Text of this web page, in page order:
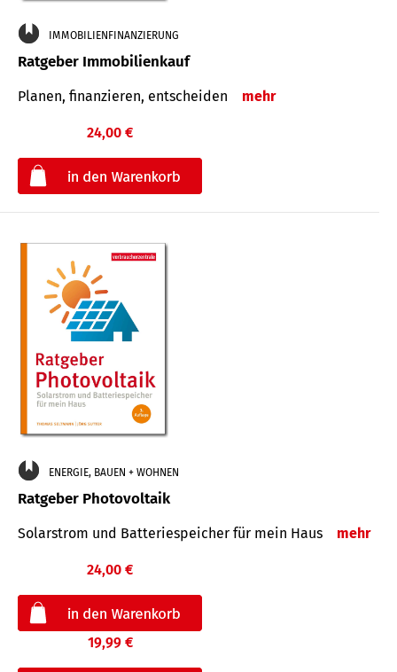
IMMOBILIENFINANZIERUNG
Ratgeber Immobilienkauf
Planen, finanzieren, entscheiden mehr
24,00 €
ENERGIE, BAUEN + WOHNEN
Ratgeber Photovoltaik
Solarstrom und Batteriespeicher für mein Haus mehr
24,00 €
19,99 €